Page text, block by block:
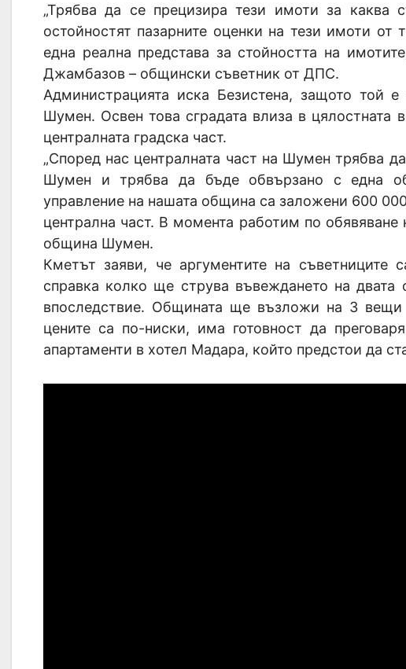
„Трябва да се прецизира тези имоти за каква
остойностят пазарните оценки на тези имоти
една реална представа за стойността на
Джамбазов – общински съветник от ДПС.
Администрацията иска Безистена, защото той
Шумен. Освен това сградата влиза в цялостната
централната градска част.
„Според нас централната част на Шумен трябва
Шумен и трябва да бъде обвързано с една
управление на нашата община са заложени 600
централна част. В момента работим по
община Шумен.
Кметът заяви, че аргументите на съветниците
справка колко ще струва въвеждането на
впоследствие. Общината ще възложи на 3
цените са по-ниски, има готовност да
апартаменти в хотел Мадара, който предстои да